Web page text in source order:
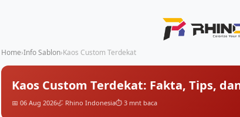
Home›Info Sablon›Kaos Custom Terdekat
Kaos Custom Terdekat: Fakta, Tips,
📅 06 Aug 2026🦏 Rhino Indonesia⏱️ 3 mnt baca